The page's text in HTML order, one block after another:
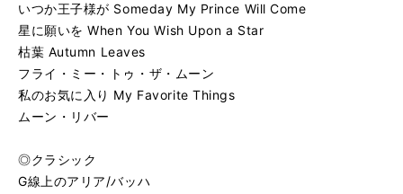
いつか王子様が Someday My Prince Will Come
星に願いを When You Wish Upon a Star
枯葉 Autumn Leaves
フライ・ミー・トゥ・ザ・ムーン
私のお気に入り My Favorite Things
ムーン・リバー
◎クラシック
G線上のアリア/バッハ